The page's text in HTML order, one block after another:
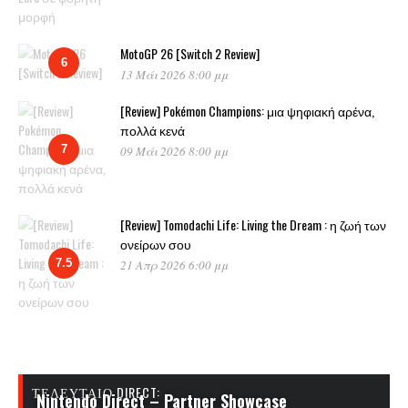
6 MotoGP 26 [Switch 2 Review]
13 Μάι 2026 8:00 μμ
7
[Review] Pokémon Champions: μια ψηφιακή αρένα,
πολλά κενά
09 Μάι 2026 8:00 μμ
7.5
[Review] Tomodachi Life: Living the Dream : η ζωή των
ονείρων σου
21 Απρ 2026 6:00 μμ
ΤΕΛΕΥΤΑΊΟ DIRECT:
Nintendo Direct – Partner Showcase